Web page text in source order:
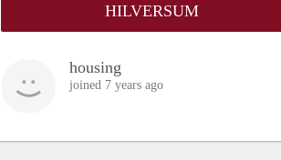
HILVERSUM
housing
joined 7 years ago